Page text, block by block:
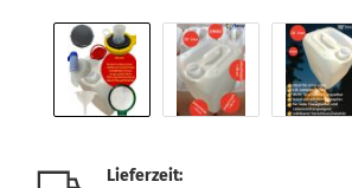
Lieferzeit: